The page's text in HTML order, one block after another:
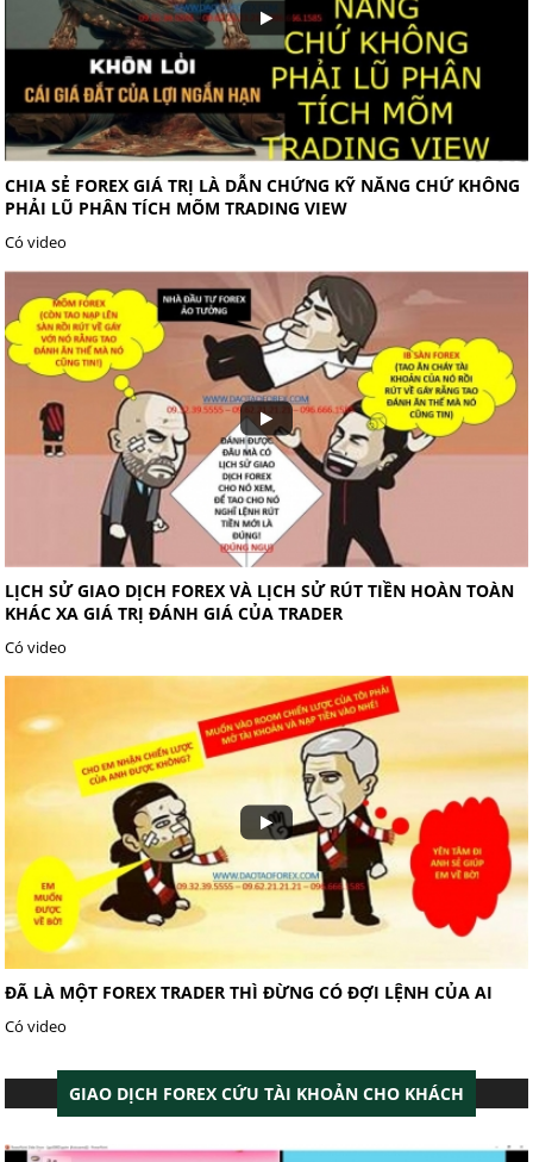
CHIA SẺ FOREX GIÁ TRỊ LÀ DẪN CHỨNG KỸ NĂNG CHỨ KHÔNG
PHẢI LŨ PHÂN TÍCH MÕM TRADING VIEW
Có video
LỊCH SỬ GIAO DỊCH FOREX VÀ LỊCH SỬ RÚT TIỀN HOÀN TOÀN
KHÁC XA GIÁ TRỊ ĐÁNH GIÁ CỦA TRADER
Có video
ĐÃ LÀ MỘT FOREX TRADER THÌ ĐỪNG CÓ ĐỢI LỆNH CỦA AI
Có video
GIAO DỊCH FOREX CỨU TÀI KHOẢN CHO KHÁCH